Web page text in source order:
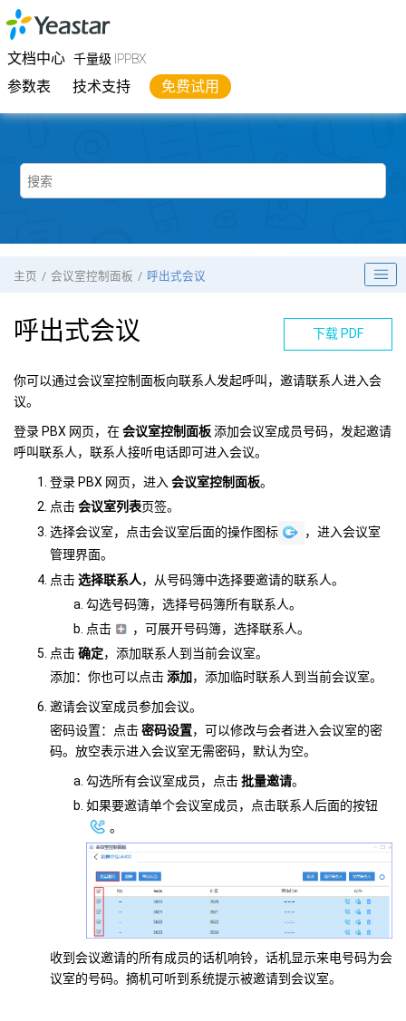
跳转到主要内容
文档中心 千量级 IPPBX
参数表 技术支持 免费试用
Yeastar千量级 IPPBX
主页 会议室控制面板 呼出式会议
下载 PDF
呼出式会议
你可以通过会议室控制面板向联系人发起呼叫，邀请联系人进入会
议。
登录 PBX 网页，在会议室控制面板添加会议室成员号码，发起邀请
呼叫联系人，联系人接听电话即可进入会议。
登录 PBX 网页，进入 会议室控制面板。
点击会议室列表页签。
选择会议室，点击会议室后面的操作图标
，进入会议室
管理界面。
点击选择联系人，从号码簿中选择要邀请的联系人。
勾选号码簿，选择号码簿所有联系人。
点击
，可展开号码簿，选择联系人。
点击确定，添加联系人到当前会议室。
添加：你也可以点击添加，添加临时联系人到当前会议室。
邀请会议室成员参加会议。
密码设置：点击密码设置，可以修改与会者进入会议室的密
码。放空表示进入会议室无需密码，默认为空。
勾选所有会议室成员，点击批量邀请。
如果要邀请单个会议室成员，点击联系人后面的按钮
。
收到会议邀请的所有成员的话机响铃，话机显示来电号码为会
议室的号码。摘机可听到系统提示被邀请到会议室。